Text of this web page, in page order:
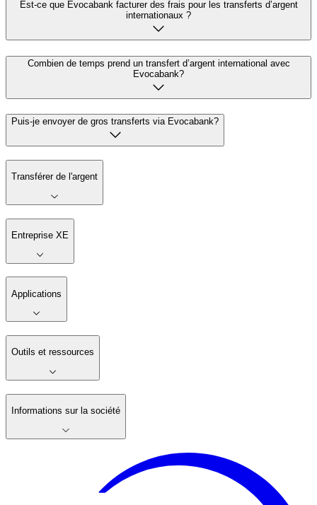
Est-ce que Evocabank facturer des frais pour les transferts d’argent
internationaux ?
Combien de temps prend un transfert d’argent international avec
Evocabank?
Puis-je envoyer de gros transferts via Evocabank?
Transférer de l'argent
Entreprise XE
Applications
Outils et ressources
Informations sur la société